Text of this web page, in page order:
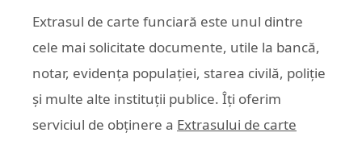
Extrasul de carte funciară este unul dintre
cele mai solicitate documente, utile la bancă,
notar, evidența populației, starea civilă, poliție
și multe alte instituții publice. Îți oferim
serviciul de obținere a Extrasului de carte